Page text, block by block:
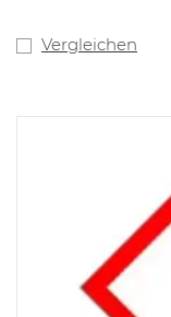
Vergleichen